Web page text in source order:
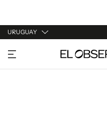
URUGUAY
URUGUAY
ARGENTINA